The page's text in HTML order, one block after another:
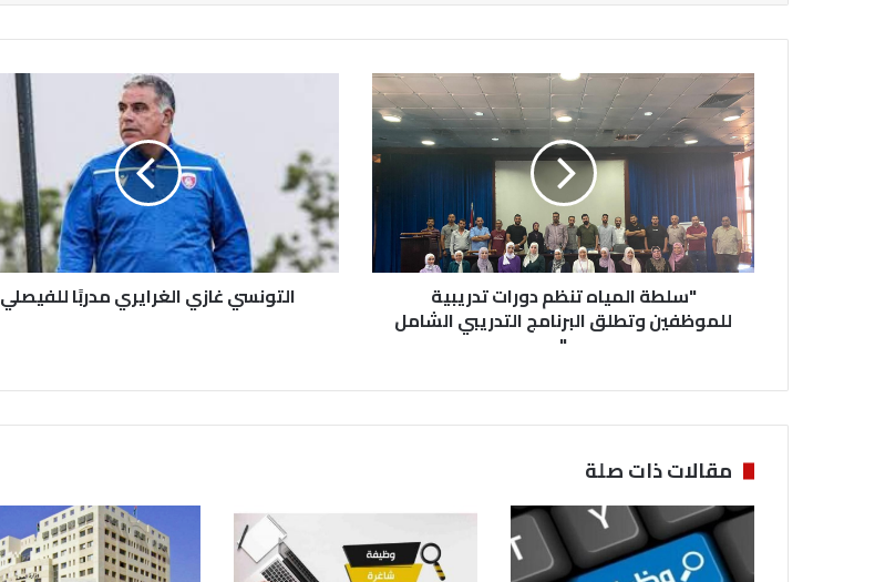
"سلطة
المياه
تنظم
دورات
تدريبية
للموظفين
وتطلق
البرنامج
التدريبي
"سلطة المياه تنظم دورات تدريبية
للموظفين وتطلق البرنامج التدريبي الشامل
"
مدربًا
للفيصلي
التونسي غازي الغرايري مدربًا للفيصلي
مقالات ذات صلة